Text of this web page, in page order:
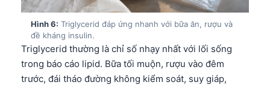
Hình 6: Triglycerid đáp ứng nhanh với bữa ăn, rượu và
đề kháng insulin.
Triglycerid thường là chỉ số nhạy nhất với lối sống
trong báo cáo lipid. Bữa tối muộn, rượu vào đêm
trước, đái tháo đường không kiểm soát, suy giáp,
Монгол
ພາສາລາວ
Basa Jawa